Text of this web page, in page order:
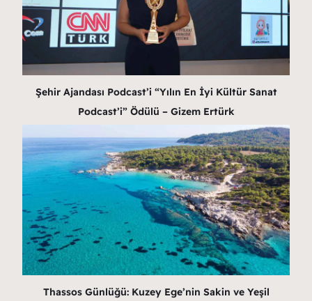
Şehir Ajandası Podcast’i “Yılın En İyi Kültür Sanat
Podcast’i” Ödülü – Gizem Ertürk
Thassos Günlüğü: Kuzey Ege’nin Sakin ve Yeşil